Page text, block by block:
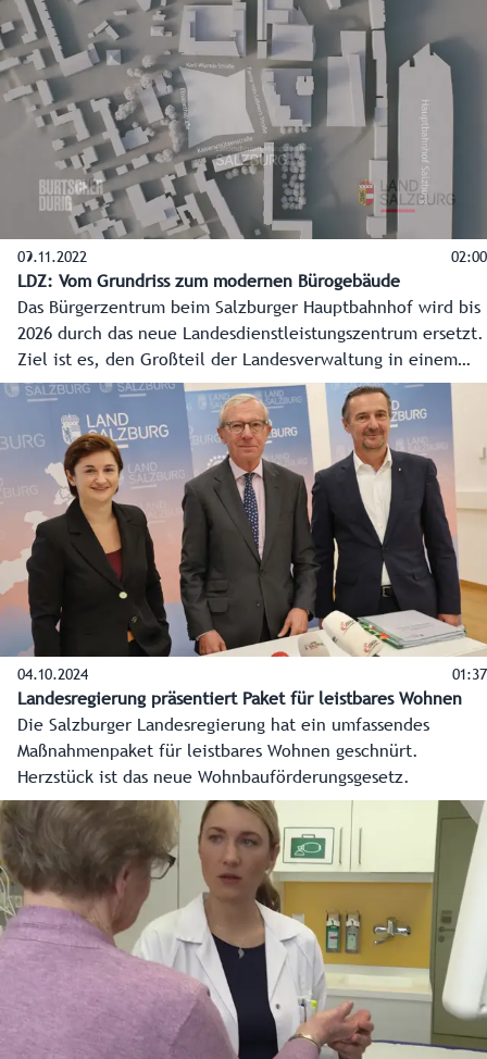
09.11.2022 02:00
LDZ: Vom Grundriss zum modernen Bürogebäude
Das Bürgerzentrum beim Salzburger Hauptbahnhof wird bis
2026 durch das neue Landesdienstleistungszentrum ersetzt.
Ziel ist es, den Großteil der Landesverwaltung in einem
modernen Gebäude zu bündeln. Der Spatenstich soll bis
2023 erfolgen. Auf zirka 10.000 Quadratmetern Fläche
entsteht ein zeitgemäßes Bürogebäude für rund 1.200
Mitarbeiterinnen und Mitarbeiter der Landesverwaltung.
Das Animations-Video zeigt die Entstehung vom Grundriss
bis zum fertigen Gebäude.
04.10.2024 01:37
Landesregierung präsentiert Paket für leistbares Wohnen
Die Salzburger Landesregierung hat ein umfassendes
Maßnahmenpaket für leistbares Wohnen geschnürt.
Herzstück ist das neue Wohnbauförderungsgesetz.